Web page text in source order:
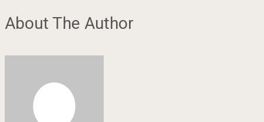
About The Author